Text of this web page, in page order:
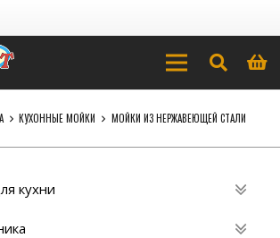
КУХОННЫЕ МОЙКИ МОЙКИ ИЗ НЕРЖАВЕЮЩЕЙ СТАЛИ
кухни